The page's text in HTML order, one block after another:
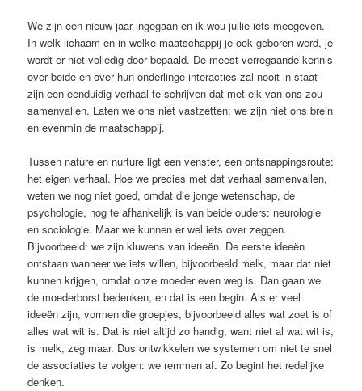
We zijn een nieuw jaar ingegaan en ik wou jullie iets meegeven.
In welk lichaam en in welke maatschappij je ook geboren werd, je
wordt er niet volledig door bepaald. De meest verregaande kennis
over beide en over hun onderlinge interacties zal nooit in staat
zijn een eenduidig verhaal te schrijven dat met elk van ons zou
samenvallen. Laten we ons niet vastzetten: we zijn niet ons brein
en evenmin de maatschappij.
Tussen nature en nurture ligt een venster, een ontsnappingsroute:
het eigen verhaal. Hoe we precies met dat verhaal samenvallen,
weten we nog niet goed, omdat die jonge wetenschap, de
psychologie, nog te afhankelijk is van beide ouders: neurologie
en sociologie. Maar we kunnen er wel iets over zeggen.
Bijvoorbeeld: we zijn kluwens van ideeën. De eerste ideeën
ontstaan wanneer we iets willen, bijvoorbeeld melk, maar dat niet
kunnen krijgen, omdat onze moeder even weg is. Dan gaan we
de moederborst bedenken, en dat is een begin. Als er veel
ideeën zijn, vormen die groepjes, bijvoorbeeld alles wat zoet is of
alles wat wit is. Dat is niet altijd zo handig, want niet al wat wit is,
is melk, zeg maar. Dus ontwikkelen we systemen om niet te snel
de associaties te volgen: we remmen af. Zo begint het redelijke
denken.